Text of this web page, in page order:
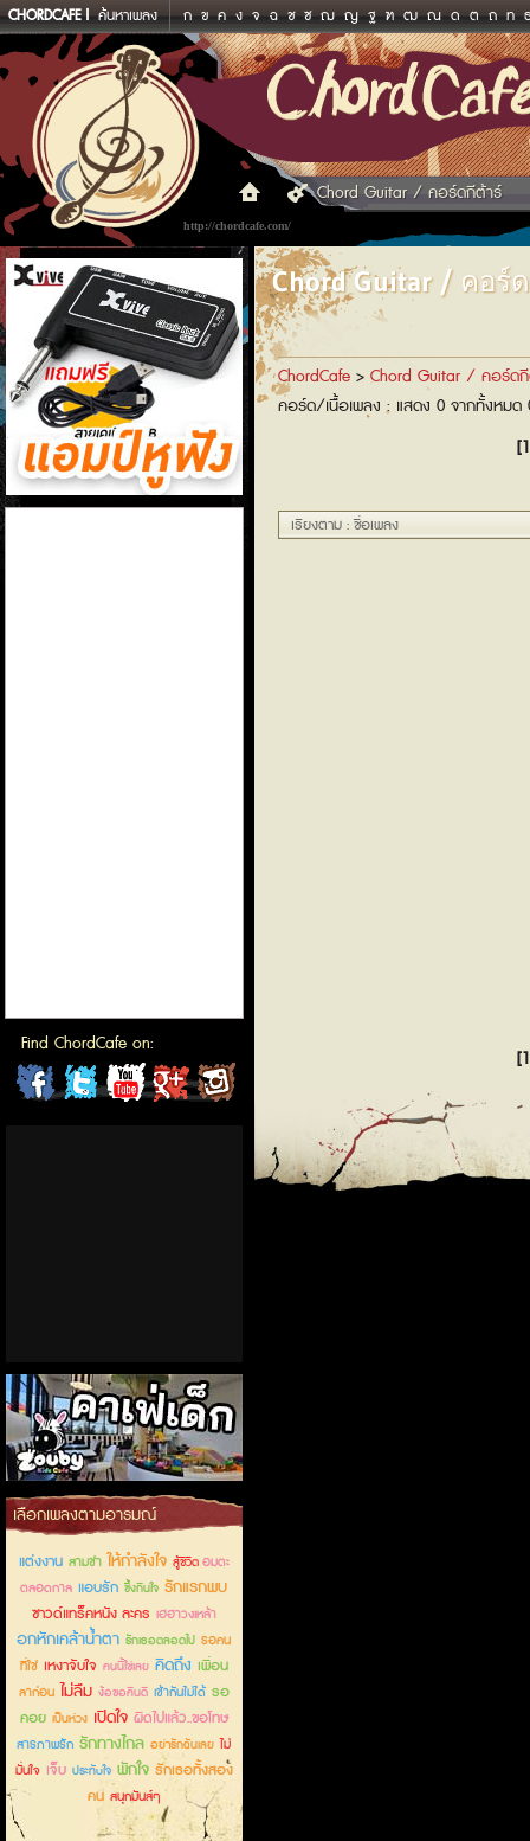
CHORDCAFE ค้นหาเพลง ก ข ค ง จ ฉ ช ซ ฌ ญ ฐ ฑ ฒ ณ ด ต ถ ท
http://chordcafe.com/
Chord Guitar / คอร์ดกีต้าร์
แอมป์หูฟัง
Find ChordCafe on:
ChordCafeChordCafeChordCafeChordCafe
คาเฟ่เด็กลำลูกกา
เลือกเพลงตามอารมณ์
แต่งงาน สามช่า ให้กำลังใจ สู้ชีวิตอมตะ
ตลอดกาล แอบรัก ซึ้งกินใจ รักแรกพบ
ซาวด์แทร็คหนัง ละคร เฮฮาวงเหล้า
อกหักเคล้าน้ำตา รักเธอตลอดไป รอคน
ที่ใช่ เหงาจับใจ คนนี้ใช่เลย คิดถึง เพื่อน
ลาก่อน ไม่ลืม ง้อขอคืนดี เข้ากันไม่ได้ รอ
คอย เป็นห่วง เปิดใจ ผิดไปแล้ว..ขอโทษ
สารภาพรัก รักทางไกล อย่ารักฉันเลย ไม่
มั่นใจ เจ็บ ประทับใจ พักใจ รักเธอทั้งสอง
คน สนุกมันส์ๆ
Chord Guitar / คอร์
ChordCafe > Chord Guitar / คอร์ด
คอร์ด/เนื้อเพลง : แสดง 0 จากทั้งหมด
เรียงตาม : ชื่อเพลง